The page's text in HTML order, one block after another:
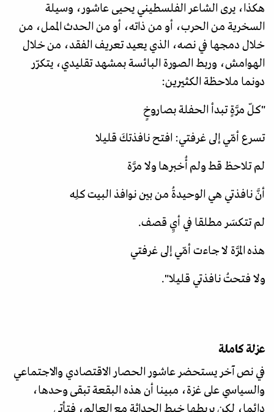
هكذا، يرى الشاعر الفلسطيني يحيى عاشور، وسيلة
السخرية من الحرب، أو من ذاته، أو من الحدث الممل، من
خلال دمجها في نصه، الذي يعيد تعريف الفقد، من خلال
الهوامش، وربط الصورة البائسة بمشهد تقليدي، يتكرّر
دونما ملاحظة الكثيرين:
"كلّ مرَّةٍ تبدأ الحفلة بصاروخٍ
تسرع أمّي إلى غرفتي: افتح نافذتكَ قليلا
لم تلاحظ قط ولم أُخبرها ولا مرَّة
أنَّ نافذتي هي الوحيدةُ من بين نوافذ البيت كلِه
لم تتكسَر مطلقا في أيِ قصف.
هذه المرَّة لا جاءت أمّي إلى غرفتي
ولا فتحتُ نافذتي قليلا".
عزلة كاملة
في نص آخر يستحضر عاشور الحصار الاقتصادي والاجتماعي
والسياسي على غزة، مبينا أن هذه البقعة تبقى وحدها،
دائما، لكن يربطها خيط الحداثة مع العالم، فتأتي